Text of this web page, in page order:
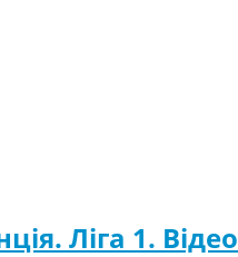
Ліга 1. Відео